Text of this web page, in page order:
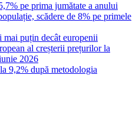
pe prima jumătate a anului
scădere de 8% pe primele
mai puțin decât europenii
al creșterii prețurilor la
2026
9,2% după metodologia